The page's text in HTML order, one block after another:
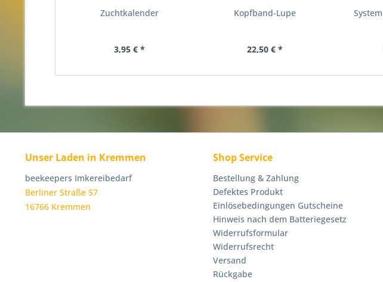
Zuchtkalender
3,95 € *
Kopfband-Lupe
22,50 € *
Unser Laden in Kremmen
beekeepers Imkereibedarf
Berliner Straße 57
16766 Kremmen
Shop Service
Bestellung & Zahlung
Defektes Produkt
Einlösebedingungen Gutscheine
Hinweis nach dem Batteriegesetz
Widerrufsformular
Widerrufsrecht
Versand
Rückgabe